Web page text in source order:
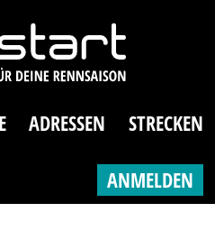
ADRESSEN STRECKEN
ANMELDEN